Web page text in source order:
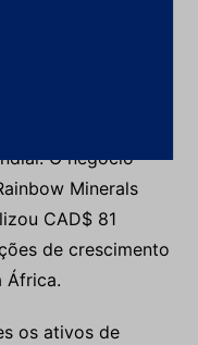
O negócio
Minerals
CAD$ 81
de crescimento
África.
os ativos de